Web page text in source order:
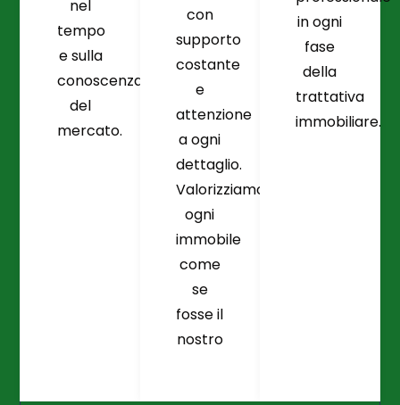
nel
tempo
e sulla
conoscenza
del
mercato.
con
supporto
costante
e
attenzione
a ogni
dettaglio.
Valorizziamo
ogni
immobile
come
se
fosse il
nostro
in ogni
fase
della
trattativa
immobiliare.